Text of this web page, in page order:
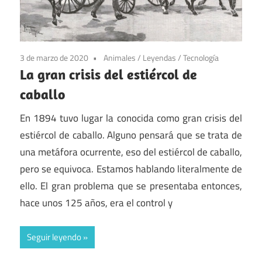
3 de marzo de 2020 Animales/ Leyendas/Tecnología
La gran crisis del estiércol de
caballo
En 1894 tuvo lugar la conocida como gran crisis del
estiércol de caballo. Alguno pensará que se trata de
una metáfora ocurrente, eso del estiércol de caballo,
pero se equivoca. Estamos hablando literalmente de
ello. El gran problema que se presentaba entonces,
hace unos 125 años, era el control y
Seguir leyendo